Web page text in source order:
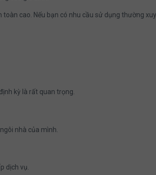
cao. Nếu bạn có nhu cầu sử dụng thường
kỳ là rất quan trọng.
nhà của mình.
dịch vụ.